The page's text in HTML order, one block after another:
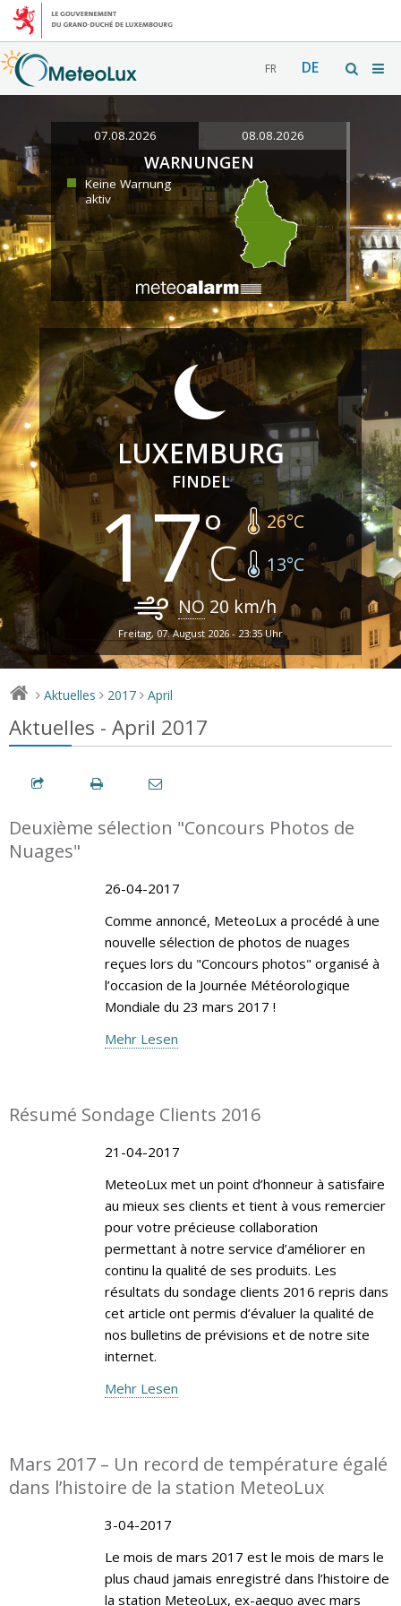
FR DE
07.08.2026 08.08.2026
WARNUNGEN
Keine Warnung
aktiv
LUXEMBURG
FINDEL
17 26°C
13°C
NO 20 km/h
Freitag, 07. August 2026 - 23:35 Uhr
> Aktuelles > 2017 > April
Aktuelles - April 2017
Deuxième sélection "Concours Photos de
Nuages"
26-04-2017
Comme annoncé, MeteoLux a procédé à une
nouvelle sélection de photos de nuages
reçues lors du "Concours photos" organisé à
l’occasion de la Journée Météorologique
Mondiale du 23 mars 2017 !
Mehr Lesen
Résumé Sondage Clients 2016
21-04-2017
MeteoLux met un point d’honneur à satisfaire
au mieux ses clients et tient à vous remercier
pour votre précieuse collaboration
permettant à notre service d’améliorer en
continu la qualité de ses produits. Les
résultats du sondage clients 2016 repris dans
cet article ont permis d’évaluer la qualité de
nos bulletins de prévisions et de notre site
internet.
Mehr Lesen
Mars 2017 – Un record de température égalé
dans l’histoire de la station MeteoLux
3-04-2017
Le mois de mars 2017 est le mois de mars le
plus chaud jamais enregistré dans l’histoire de
la station MeteoLux, ex-aequo avec mars